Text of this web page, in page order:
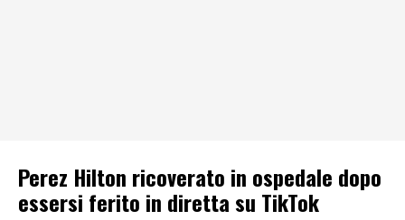
Perez Hilton ricoverato in ospedale dopo
essersi ferito in diretta su TikTok